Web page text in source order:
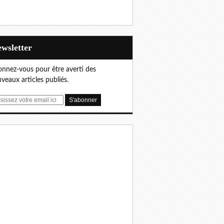
vous pour être averti des
articles publiés.